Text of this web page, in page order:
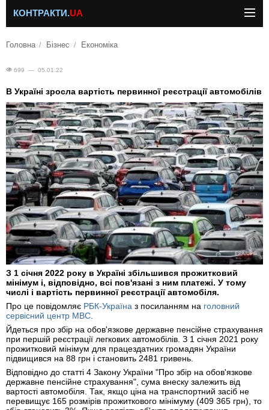
КОНТРАКТИ.UA
Головна Бізнес Економіка
699 — 05.01.22
В Україні зросла вартість первинної реєстрації автомобілів
З 1 січня 2022 року в Україні збільшився прожитковий
мінімум і, відповідно, всі пов'язані з ним платежі. У тому
числі і вартість первинної реєстрації автомобіля.
Про це повідомляє РБК-Україна з посиланням на головний
сервісний центр МВС
Йдеться про збір на обов'язкове державне пенсійне страхування
при першій реєстрації легкових автомобілів. З 1 січня 2021 року
прожитковий мінімум для працездатних громадян України
підвищився на 88 грн і становить 2481 гривень.
Відповідно до статті 4 Закону України "Про збір на обов'язкове
державне пенсійне страхування", сума внеску залежить від
вартості автомобіля. Так, якщо ціна на транспортний засіб не
перевищує 165 розмірів прожиткового мінімуму (409 365 грн), то